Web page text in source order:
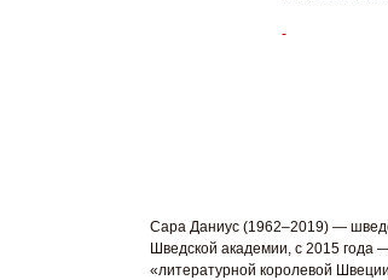
Сара Даниус (1962–2019) —
Шведской академии, с 2015 года
«литературной королевой